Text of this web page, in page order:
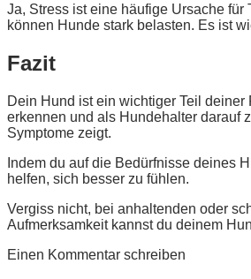
Ja, Stress ist eine häufige Ursache
können Hunde stark belasten. Es ist
Fazit
Dein Hund ist ein wichtiger Teil
erkennen und als Hundehalter darauf
Symptome zeigt.
Indem du auf die Bedürfnisse deines
helfen, sich besser zu fühlen.
Vergiss nicht, bei anhaltenden oder
Aufmerksamkeit kannst du deinem
Einen Kommentar schreiben